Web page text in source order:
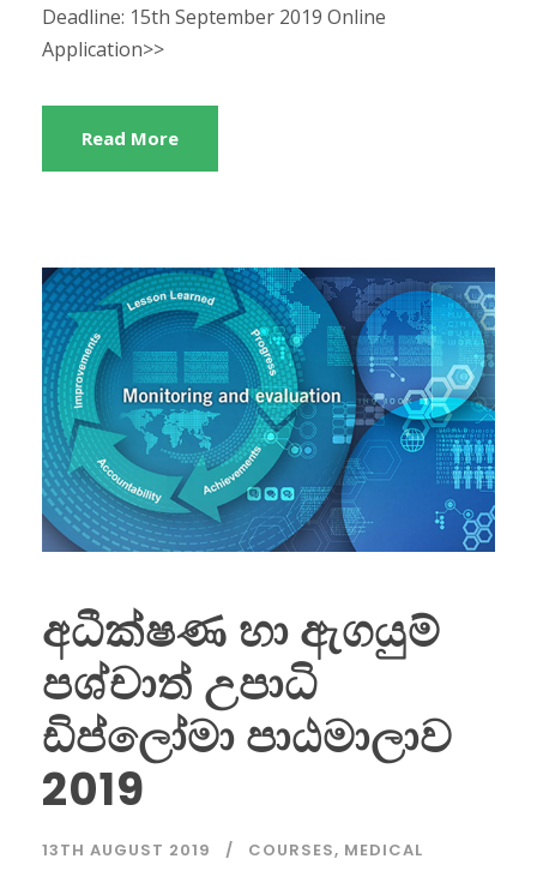
Deadline: 15th September 2019 Online
Application>>
Read More
අධීක්ෂණ හා ඇගයුම්
පශ්චාත් උපාධි
ඩිප්ලෝමා පාඨමාලාව
2019
13TH AUGUST 2019 COURSES, MEDICAL